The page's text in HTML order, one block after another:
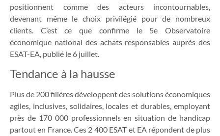
positionnent comme des acteurs incontournables,
devenant même le choix privilégié pour de nombreux
clients. C’est ce que confirme le 5e Observatoire
économique national des achats responsables auprès des
ESAT-EA, publié le 6 juillet.
Tendance à la hausse
Plus de 200 filières développent des solutions économiques
agiles, inclusives, solidaires, locales et durables, employant
près de 170 000 professionnels en situation de handicap
partout en France. Ces 2 400 ESAT et EA répondent de plus